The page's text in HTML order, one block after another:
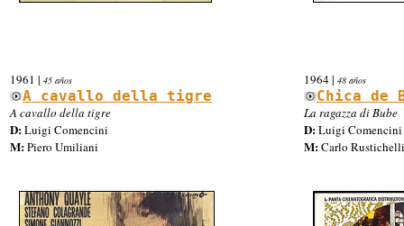
1961 | 45 años
A cavallo della tigre
A cavallo della tigre
D:Luigi Comencini
M:Piero Umiliani
1964| 48 años
Chica de
La ragazza di Bube
D:Luigi Comencini
M:Carlo Rustichelli